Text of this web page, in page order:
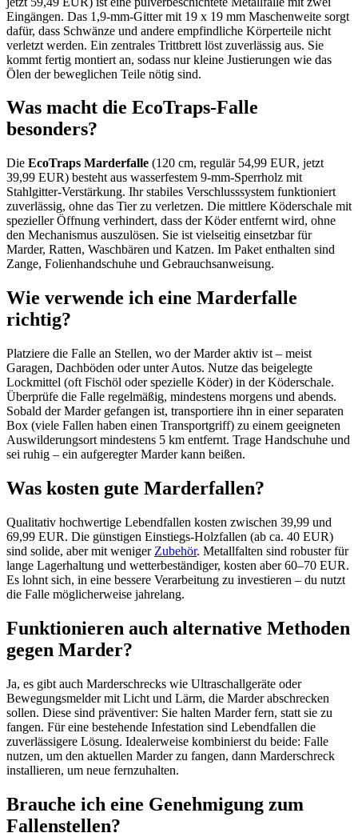
Eingängen. Das 1,9-mm-Gitter mit 19 x 19 mm Maschenweite sorgt
dafür, dass Schwänze und andere empfindliche Körperteile nicht
verletzt werden. Ein zentrales Trittbrett löst zuverlässig aus. Sie
kommt fertig montiert an, sodass nur kleine Justierungen wie das
Ölen der beweglichen Teile nötig sind.
Was macht die EcoTraps-Falle
besonders?
Die EcoTraps Marderfalle (120 cm, regulär 54,99 EUR, jetzt
39,99 EUR) besteht aus wasserfestem 9-mm-Sperrholz mit
Stahlgitter-Verstärkung. Ihr stabiles Verschlusssystem funktioniert
zuverlässig, ohne das Tier zu verletzen. Die mittlere Köderschale mit
spezieller Öffnung verhindert, dass der Köder entfernt wird, ohne
den Mechanismus auszulösen. Sie ist vielseitig einsetzbar für
Marder, Ratten, Waschbären und Katzen. Im Paket enthalten sind
Zange, Folienhandschuhe und Gebrauchsanweisung.
Wie verwende ich eine Marderfalle
richtig?
Platziere die Falle an Stellen, wo der Marder aktiv ist – meist
Garagen, Dachböden oder unter Autos. Nutze das beigelegte
Lockmittel (oft Fischöl oder spezielle Köder) in der Köderschale.
Überprüfe die Falle regelmäßig, mindestens morgens und abends.
Sobald der Marder gefangen ist, transportiere ihn in einer separaten
Box (viele Fallen haben einen Transportgriff) zu einem geeigneten
Auswilderungsort mindestens 5 km entfernt. Trage Handschuhe und
sei ruhig – ein aufgeregter Marder kann beißen.
Was kosten gute Marderfallen?
Qualitativ hochwertige Lebendfallen kosten zwischen 39,99 und
69,99 EUR. Die günstigen Einstiegs-Holzfallen (ab ca. 40 EUR)
sind solide, aber mit weniger Zubehör. Metallfalten sind robuster für
lange Lagerhaltung und wetterbeständiger, kosten aber 60–70 EUR.
Es lohnt sich, in eine bessere Verarbeitung zu investieren – du nutzt
die Falle möglicherweise jahrelang.
Funktionieren auch alternative Methoden
gegen Marder?
Ja, es gibt auch Marderschrecks wie Ultraschallgeräte oder
Bewegungsmelder mit Licht und Lärm, die Marder abschrecken
sollen. Diese sind präventiver: Sie halten Marder fern, statt sie zu
fangen. Für eine bestehende Infestation sind Lebendfallen die
zuverlässigere Lösung. Idealerweise kombinierst du beide: Falle
nutzen, um den aktuellen Marder zu fangen, dann Marderschreck
installieren, um neue fernzuhalten.
Brauche ich eine Genehmigung zum
Fallenstellen?